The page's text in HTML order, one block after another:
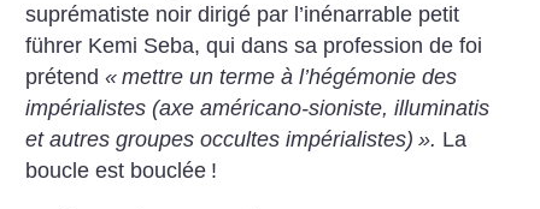
suprématiste noir dirigé par l’inénarrable petit
führer Kemi Seba, qui dans sa profession de foi
prétend« mettre un terme à l’hégémonie des
impérialistes (axe américano-sioniste, illuminatis
et autres groupes occultes impérialistes) ». La
boucle est bouclée !